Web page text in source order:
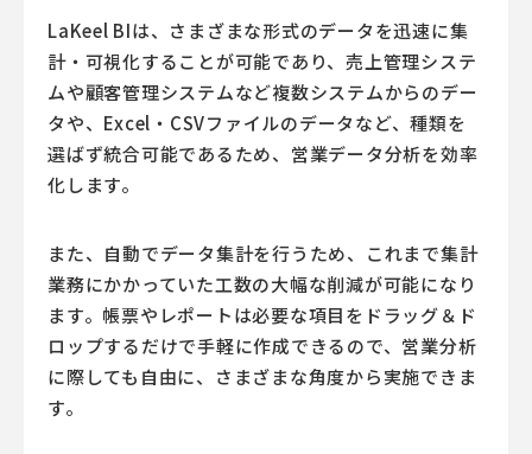
LaKeel BIは、さまざまな形式のデータを迅速に集
計・可視化することが可能であり、売上管理システ
ムや顧客管理システムなど複数システムからのデー
タや、Excel・CSVファイルのデータなど、種類を
選ばず統合可能であるため、営業データ分析を効率
化します。
また、自動でデータ集計を行うため、これまで集計
業務にかかっていた工数の大幅な削減が可能になり
ます。帳票やレポートは必要な項目をドラッグ＆ド
ロップするだけで手軽に作成できるので、営業分析
に際しても自由に、さまざまな角度から実施できま
す。